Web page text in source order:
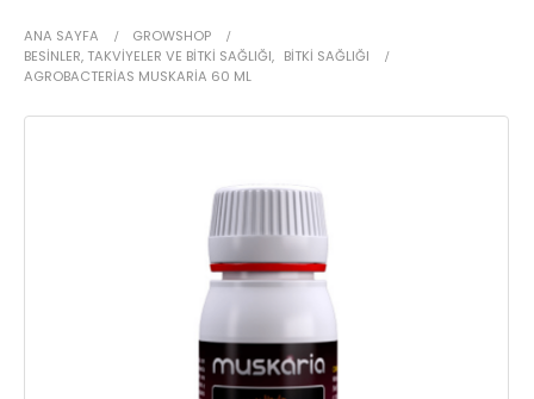
ANA SAYFA
GROWSHOP
BESINLER, TAKVIYELER VE BITKI SAĞLIĞI, BITKI SAĞLIĞI
AGROBACTERIAS MUSKARIA 60 ML